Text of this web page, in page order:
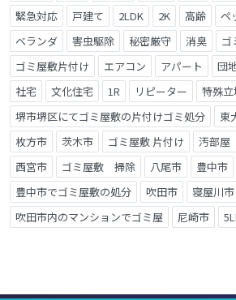
緊急対応
戸建て 2LDK 2K 高齢 ペ
ベランダ
害虫駆除 秘密厳守 消臭 ゴ
ゴミ屋敷片付け
エアコン アパート 団
社宅
文化住宅 1R リピーター 特殊
堺市堺区にてゴミ屋敷の片付けゴミ処分
東
枚方市
茨木市 ゴミ屋敷 片付け 汚部
西宮市
ゴミ屋敷 掃除 八尾市 豊中市
豊中市でゴミ屋敷の処分
吹田市 寝屋川市
吹田市内のマンションでゴミ屋
尼崎市